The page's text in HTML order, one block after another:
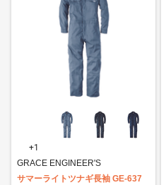
+1
GRACE ENGINEER'S
サマーライトツナギ長袖 GE-637